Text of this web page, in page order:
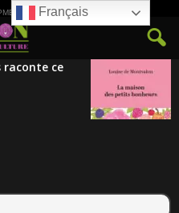
ETI et de la Culture
raconte ce
Français